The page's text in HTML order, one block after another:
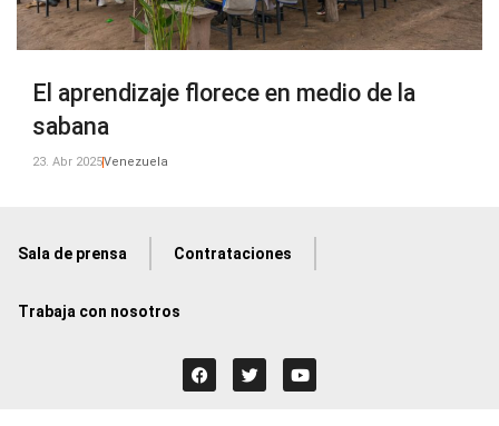
El aprendizaje florece en medio de la
sabana
23. Abr 2025Venezuela
Sala de prensa Contrataciones
Trabaja con nosotros